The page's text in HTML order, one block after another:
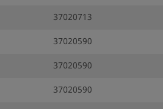
37020713
37020590
37020590
37020590